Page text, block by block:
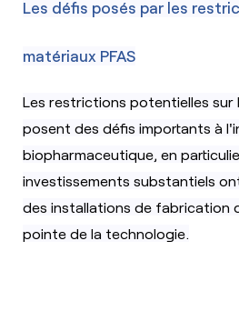
Les défis posés par les
matériaux PFAS
Les restrictions potentielles sur
posent des défis importants à
biopharmaceutique, en
investissements substantiels
des installations de fabrication
pointe de la technologie.